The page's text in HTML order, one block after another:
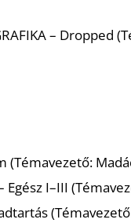
– Dropped
(Témavezető:
Egész I–III